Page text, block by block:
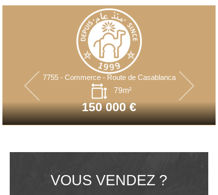
7755 - Commerce - Route de Casablanca
79m²
150 000 €
VOUS VENDEZ ?